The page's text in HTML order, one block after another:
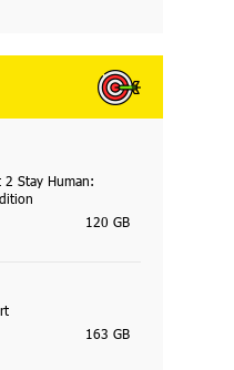
Stay Human:
120 GB
163 GB